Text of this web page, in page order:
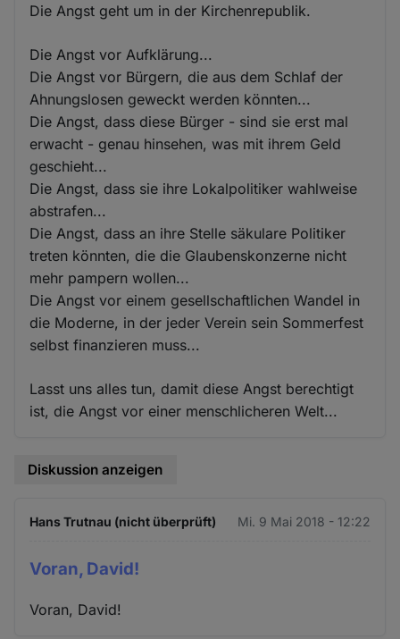
Die Angst geht um in der Kirchenrepublik.
Die Angst vor Aufklärung...
Die Angst vor Bürgern, die aus dem Schlaf der
Ahnungslosen geweckt werden könnten...
Die Angst, dass diese Bürger - sind sie erst mal
erwacht - genau hinsehen, was mit ihrem Geld
geschieht...
Die Angst, dass sie ihre Lokalpolitiker wahlweise
abstrafen...
Die Angst, dass an ihre Stelle säkulare Politiker
treten könnten, die die Glaubenskonzerne nicht
mehr pampern wollen...
Die Angst vor einem gesellschaftlichen Wandel in
die Moderne, in der jeder Verein sein Sommerfest
selbst finanzieren muss...
Lasst uns alles tun, damit diese Angst berechtigt
ist, die Angst vor einer menschlicheren Welt...
Diskussion anzeigen
Hans Trutnau (nicht überprüft) Mi. 9 Mai 2018 - 12:22
Voran, David!
Voran, David!